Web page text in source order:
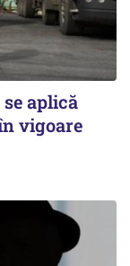
aplică
vigoare